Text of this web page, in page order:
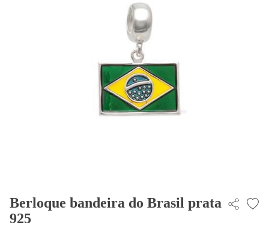
Berloque bandeira do Brasil prata
925